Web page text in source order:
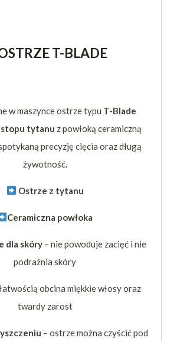
T-BLADE
w maszynce ostrze typu T-Blade
stopu tytanu z powłoką ceramiczną
precyzję cięcia oraz długą
żywotność.
Ostrze z tytanu
Ceramiczna powłoka
dla skóry – nie powoduje zacięć i nie
podrażnia skóry
obcina miękkie włosy oraz
twardy zarost
– ostrze można czyścić pod